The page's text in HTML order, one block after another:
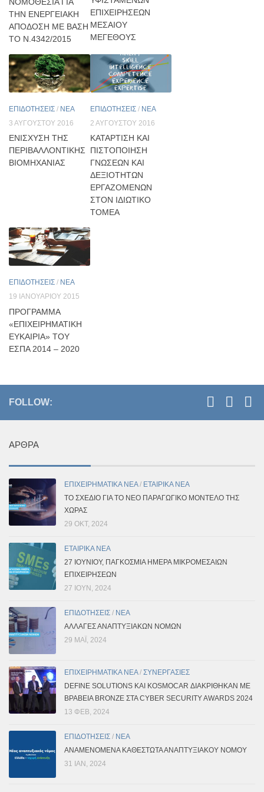
ΤΗΝ ΕΝΕΡΓΕΙΑΚΗ
ΑΠΟΔΟΣΗ ΜΕ ΒΑΣΗ
ΤΟ Ν.4342/2015
ΕΠΙΧΕΙΡΉΣΕΩΝ
ΜΕΣΑΊΟΥ
ΜΕΓΈΘΟΥΣ
ΕΠΙΔΟΤΗΣΕΙΣ / ΝΕΑ
3 ΑΥΓΟΎΣΤΟΥ 2016
ΕΝΊΣΧΥΣΗ ΤΗΣ
ΠΕΡΙΒΑΛΛΟΝΤΙΚΉΣ
ΒΙΟΜΗΧΑΝΊΑΣ
ΕΠΙΔΟΤΗΣΕΙΣ/ ΝΕΑ
2 ΑΥΓΟΎΣΤΟΥ 2016
ΚΑΤΆΡΤΙΣΗ ΚΑΙ
ΠΙΣΤΟΠΟΊΗΣΗ
ΓΝΏΣΕΩΝ ΚΑΙ
ΔΕΞΙΟΤΉΤΩΝ
ΕΡΓΑΖΟΜΈΝΩΝ
ΣΤΟΝ ΙΔΙΩΤΙΚΌ
ΤΟΜΈΑ
ΕΠΙΔΟΤΗΣΕΙΣ / ΝΕΑ
19 ΙΑΝΟΥΑΡΊΟΥ 2015
ΠΡΌΓΡΑΜΜΑ
«ΕΠΙΧΕΙΡΗΜΑΤΙΚΉ
ΕΥΚΑΙΡΊΑ» ΤΟΥ
ΕΣΠΑ 2014 – 2020
FOLLOW:
ΆΡΘΡΑ
ΕΠΙΧΕΙΡΗΜΑΤΙΚΑ ΝΕΑ/ ΕΤΑΙΡΙΚΑ ΝΕΑ
ΤΟ ΣΧΈΔΙΟ ΓΙΑ ΤΟ ΝΈΟ ΠΑΡΑΓΩΓΙΚΌ ΜΟΝΤΈΛΟ ΤΗΣ
ΧΏΡΑΣ
29 ΟΚΤ, 2024
ΕΤΑΙΡΙΚΑ ΝΕΑ
27 ΙΟΥΝΊΟΥ, ΠΑΓΚΌΣΜΙΑ ΗΜΈΡΑ ΜΙΚΡΟΜΕΣΑΊΩΝ
ΕΠΙΧΕΙΡΉΣΕΩΝ
27 ΙΟΎΝ, 2024
ΕΠΙΔΟΤΗΣΕΙΣ / ΝΕΑ
ΑΛΛΑΓΕΣ ΑΝΑΠΤΥΞΙΑΚΩΝ ΝΟΜΩΝ
29 ΜΑΪ́, 2024
ΕΠΙΧΕΙΡΗΜΑΤΙΚΑ ΝΕΑ/ ΣΥΝΕΡΓΑΣΙΕΣ
DEFINE SOLUTIONS ΚΑΙ KOSMOCAR ΔΙΑΚΡΊΘΗΚΑΝ ΜΕ
ΒΡΑΒΕΊΑ BRONZE ΣΤΑ CYBER SECURITY AWARDS 2024
13 ΦΕΒ, 2024
ΕΠΙΔΟΤΗΣΕΙΣ / ΝΕΑ
ΑΝΑΜΕΝΟΜΕΝΑ ΚΑΘΕΣΤΩΤΑ ΑΝΑΠΤΥΞΙΑΚΟΥ ΝΟΜΟΥ
31 ΙΑΝ, 2024